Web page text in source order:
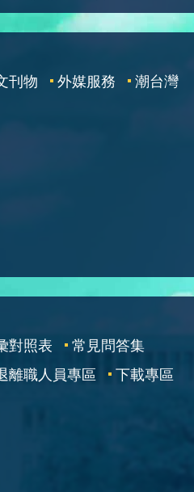
刊物 外媒服務 潮台灣
對照表
常見問答集
離職人員專區
下載專區